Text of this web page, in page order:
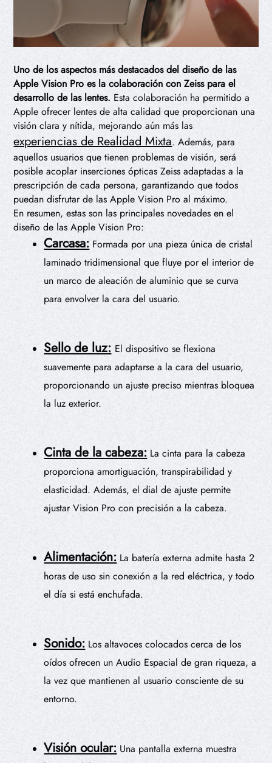
Uno de los aspectos más destacados del diseño de las
Apple Vision Pro es la colaboración con Zeiss para el
desarrollo de las lentes. Esta colaboración ha permitido a
Apple ofrecer lentes de alta calidad que proporcionan una
visión clara y nítida, mejorando aún más las
experiencias de Realidad Mixta. Además, para
aquellos usuarios que tienen problemas de visión, será
posible acoplar inserciones ópticas Zeiss adaptadas a la
prescripción de cada persona, garantizando que todos
puedan disfrutar de las Apple Vision Pro al máximo.
En resumen, estas son las principales novedades en el
diseño de las Apple Vision Pro:
Carcasa: Formada por una pieza única de cristal
laminado tridimensional que fluye por el interior de
un marco de aleación de aluminio que se curva
para envolver la cara del usuario.
Sello de luz: El dispositivo se flexiona
suavemente para adaptarse a la cara del usuario,
proporcionando un ajuste preciso mientras bloquea
la luz exterior.
Cinta de la cabeza: La cinta para la cabeza
proporciona amortiguación, transpirabilidad y
elasticidad. Además, el dial de ajuste permite
ajustar Vision Pro con precisión a la cabeza.
Alimentación: La batería externa admite hasta 2
horas de uso sin conexión a la red eléctrica, y todo
el día si está enchufada.
Sonido: Los altavoces colocados cerca de los
oídos ofrecen un Audio Espacial de gran riqueza, a
la vez que mantienen al usuario consciente de su
entorno.
Visión ocular: Una pantalla externa muestra